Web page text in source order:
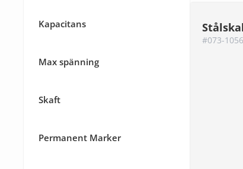
Kapacitans
Max spänning
Skaft
Permanent Marker
#073-